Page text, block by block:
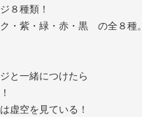
８種類！
・紫・緑・赤・黒 の全８種。
と一緒につけたら
虚空を見ている！